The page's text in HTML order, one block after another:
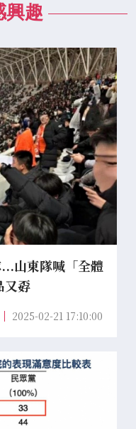
興趣
山東隊喊「全體
又孬
2025-02-21 17:10:00